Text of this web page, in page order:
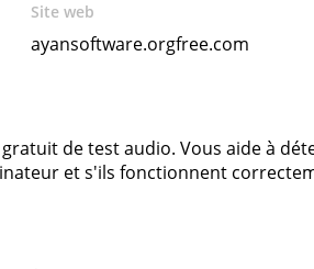
Site web
ayansoftware.orgfree.com
de test audio. Vous aide à
et s'ils fonctionnent